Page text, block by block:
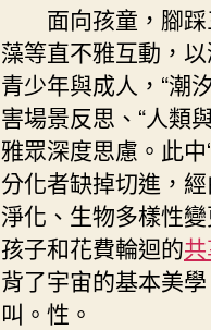
面向孩童，腳
藻等直不雅互動，
青少年與成人，“潮
害場景反思、“人類
雅眾深度思慮。此
分化者缺掉切進，
淨化、生物多樣性
孩子和花費輪迴的
背了宇宙的基本美
叫。性。